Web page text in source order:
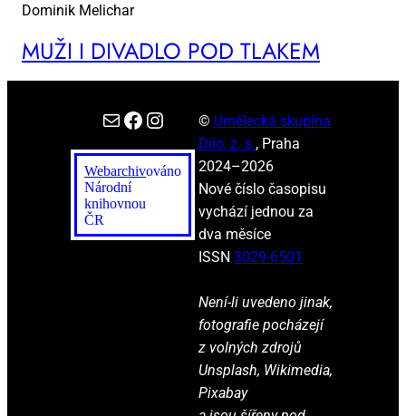
Dominik Melichar
MUŽI I DI­VA­DLO POD TLA­KEM
E-mail Facebook Instagram
Webarchivováno
Národní
knihovnou
ČR
© Umělecká skupina
Dílo, z. s., Praha
2024–2026
Nové číslo časopisu
vychází jednou za
dva měsíce
ISSN 3029-6501
Není-li uvedeno jinak,
fotografie pocházejí
z volných zdrojů
Unsplash, Wikimedia,
Pixabay